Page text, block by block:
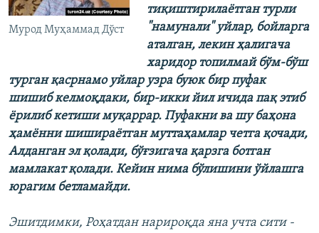
Мурод Муҳаммад Дўст
тиқиштирилаётган турли
"намунали" уйлар, бойларга
аталган, лекин ҳалигача
харидор топилмай бўм-бўш
турган қасрнамо уйлар узра буюк бир пуфак
шишиб келмоқдаки, бир-икки йил ичида пақ этиб
ёрилиб кетиши муқаррар. Пуфакни ва шу баҳона
ҳамённи шишираётган муттаҳамлар четга қочади,
Алданган эл қолади, бўғзигача қарзга ботган
мамлакат қолади. Кейин нима бўлишини ўйлашга
юрагим бетламайди.
Эшитдимки, Роҳатдан нарироқда яна учта сити -